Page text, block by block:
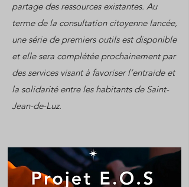
partage des ressources existantes. Au
terme de la consultation citoyenne lancée,
une série de premiers outils est disponible
et elle sera complétée prochainement par
des services visant à favoriser l’entraide et
la solidarité entre les habitants de Saint-
Jean-de-Luz.